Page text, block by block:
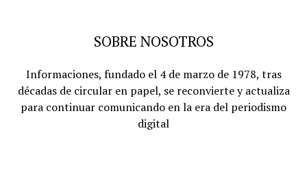
SOBRE NOSOTROS
Informaciones, fundado el 4 de marzo de 1978, tras
décadas de circular en papel, se reconvierte y actualiza
para continuar comunicando en la era del periodismo
digital